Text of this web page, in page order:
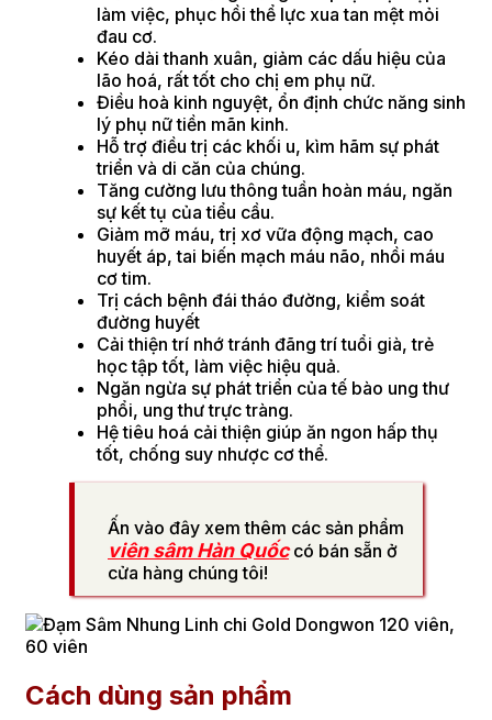
làm việc, phục hồi thể lực xua tan mệt mỏi
đau cơ.
Kéo dài thanh xuân, giảm các dấu hiệu của
lão hoá, rất tốt cho chị em phụ nữ.
Điều hoà kinh nguyệt, ổn định chức năng sinh
lý phụ nữ tiền mãn kinh.
Hỗ trợ điều trị các khối u, kìm hãm sự phát
triển và di căn của chúng.
Tăng cường lưu thông tuần hoàn máu, ngăn
sự kết tụ của tiểu cầu.
Giảm mỡ máu, trị xơ vữa động mạch, cao
huyết áp, tai biến mạch máu não, nhồi máu
cơ tim.
Trị cách bệnh đái tháo đường, kiểm soát
đường huyết
Cải thiện trí nhớ tránh đãng trí tuổi già, trẻ
học tập tốt, làm việc hiệu quả.
Ngăn ngừa sự phát triển của tế bào ung thư
phổi, ung thư trực tràng.
Hệ tiêu hoá cải thiện giúp ăn ngon hấp thụ
tốt, chống suy nhược cơ thể.
Ấn vào đây xem thêm các sản phẩm
viên sâm Hàn Quốccó bán sẵn ở
cửa hàng chúng tôi!
Cách dùng sản phẩm